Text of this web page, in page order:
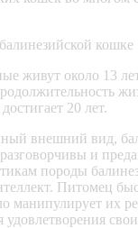
живут около 13
20 лет.
внешний вид,
и
породы
Питомец
манипулирует их
удовлетворения